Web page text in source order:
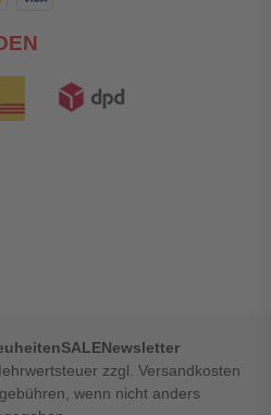
SALENewsletter
zzgl. Versandkosten
wenn nicht anders